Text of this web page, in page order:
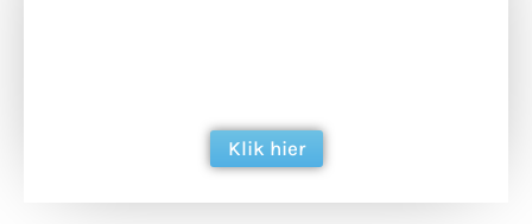
Klik hier